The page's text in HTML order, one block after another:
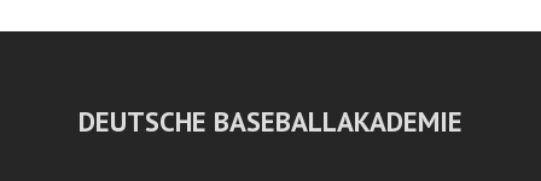
DEUTSCHE BASEBALLAKADEMIE